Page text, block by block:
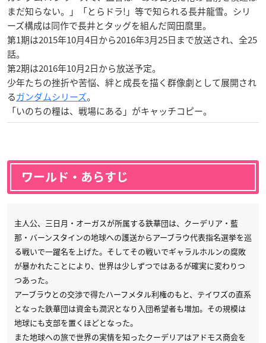
まだ知らない。」「とらドラ!」等で知られる長井龍雪。シリ
ーズ構成は同作で長井とタッグを組んだ岡田麿里。
第1期は2015年10月4日から2016年3月25日まで放送され、全25
話。
第2期は2016年10月2日から放送予定。
少年たちの挫折や苦悩、絆と成長を描く群像劇として展開され
るガンダムシリーズ。
「いのちの糧は、戦場にある」がキャッチコピー。
ワールド・あらすじ
主人公、三日月・オーガスが所属する鉄華団は、クーデリア・藍
那・バーンスタインの地球への護送からアーブラウ代表指名選挙を巡
る戦いで一躍名を上げた。そしてその戦いでギャラルホルンの腐敗
が暴かれたことにより、世界は少しずつではあるが確実に変わりつ
つあった。
アーブラウとの交渉で得たハーフメタル利権のもと、テイワズの直系
となった鉄華団は資金も潤沢となり入団希望者も増加。その規模は
地球にも支部を置くほどとなった。
また地球への旅で世界の実情を知ったクーデリアはアドモス商会を